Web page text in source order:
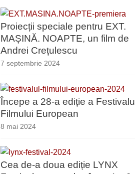
Proiecții speciale pentru EXT.
MAȘINĂ. NOAPTE, un film de
Andrei Crețulescu
7 septembrie 2024
Începe a 28-a ediție a Festivalul
Filmului European
8 mai 2024
Cea de-a doua ediție LYNX